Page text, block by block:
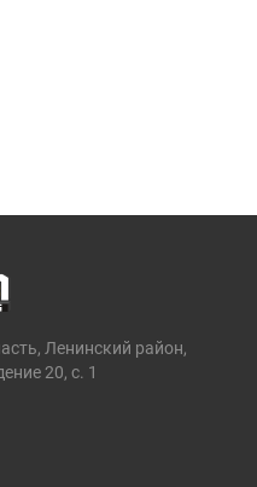
Ленинский район,
20, с. 1